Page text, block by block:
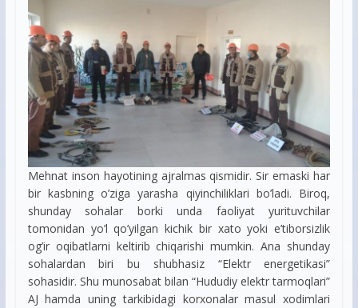
Mehnat inson hayotining ajralmas qismidir. Sir emaski har
bir kasbning o’ziga yarasha qiyinchiliklari bo’ladi. Biroq,
shunday sohalar borki unda faoliyat yurituvchilar
tomonidan yo’l qo’yilgan kichik bir xato yoki e’tiborsizlik
og’ir oqibatlarni keltirib chiqarishi mumkin. Ana shunday
sohalardan biri bu shubhasiz “Elektr energetikasi”
sohasidir. Shu munosabat bilan “Hududiy elektr tarmoqlari”
AJ hamda uning tarkibidagi korxonalar masul xodimlari